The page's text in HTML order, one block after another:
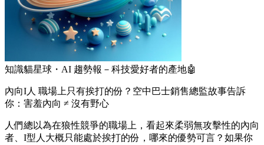
知識貓星球・AI 趨勢報－科技愛好者的產地🤖
內向I人 職場上只有挨打的份？空中巴士銷售總監故事告訴
你：害羞內向 ≠ 沒有野心
人們總以為在狼性競爭的職場上，看起來柔弱無攻擊性的內向
者、I型人大概只能處於挨打的份，哪來的優勢可言？如果你